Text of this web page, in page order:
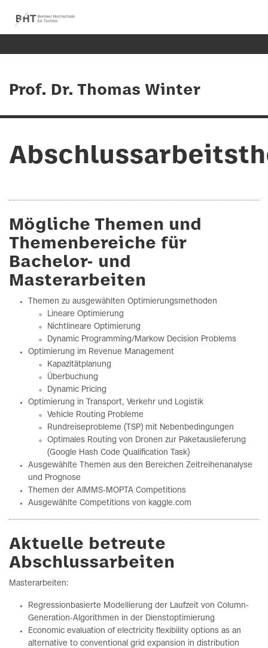
Prof. Dr. Thomas Winter
Mögliche Themen und
Themenbereiche für
Bachelor- und
Masterarbeiten
Themen zu ausgewählten Optimierungsmethoden
Lineare Optimierung
Nichtlineare Optimierung
Dynamic Programming/Markow Decision Problems
Optimierung im Revenue Management
Kapazitätplanung
Überbuchung
Dynamic Pricing
Optimierung in Transport, Verkehr und Logistik
Vehicle Routing Probleme
Rundreiseprobleme (TSP) mit Nebenbedingungen
Optimales Routing von Dronen zur Paketauslieferung
(Google Hash Code Qualification Task)
Ausgewählte Themen aus den Bereichen Zeitreihenanalyse
und Prognose
Themen der AIMMS-MOPTA Competitions
Ausgewählte Competitions von kaggle.com
Aktuelle betreute
Abschlussarbeiten
Masterarbeiten:
Regressionbasierte Modellierung der Laufzeit von Column-
Generation-Algorithmen in der Dienstoptimierung
Economic evaluation of electricity flexibility options as an
alternative to conventional grid expansion in distribution